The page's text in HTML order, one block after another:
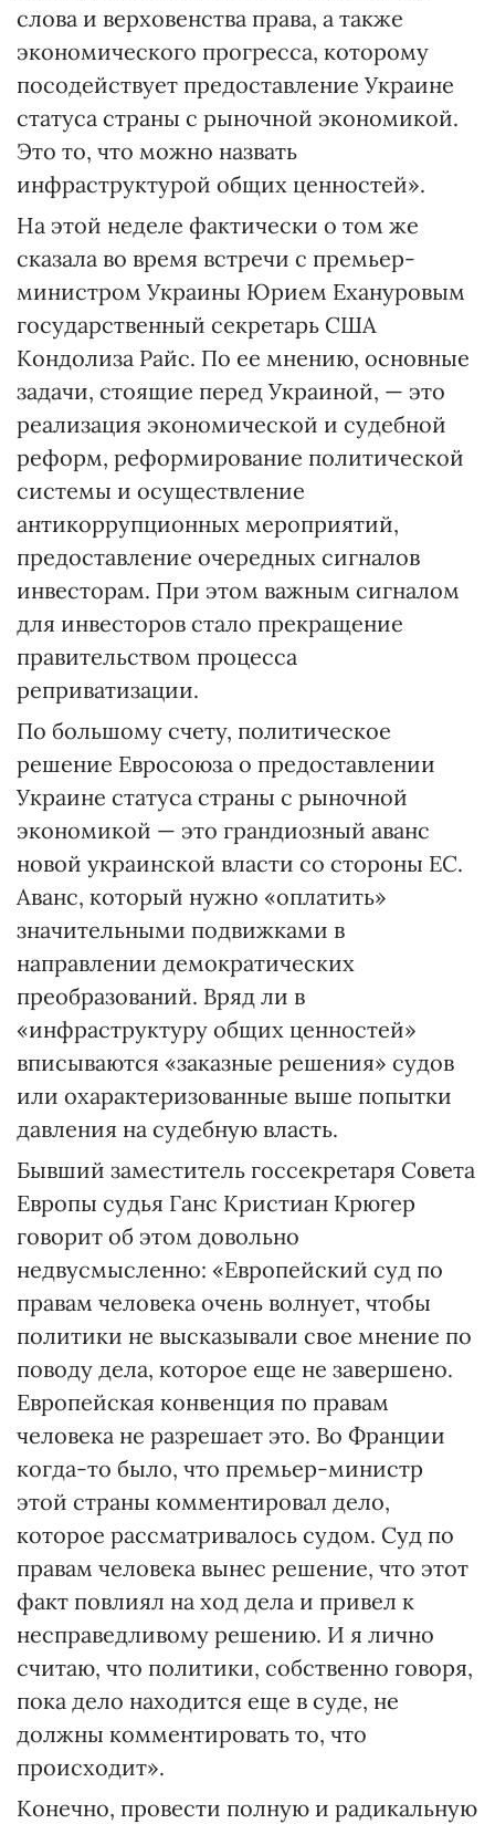
слова и верховенства права, а также
экономического прогресса, которому
посодействует предоставление Украине
статуса страны с рыночной экономикой.
Это то, что можно назвать
инфраструктурой общих ценностей».
На этой неделе фактически о том же
сказала во время встречи с премьер-
министром Украины Юрием Ехануровым
государственный секретарь США
Кондолиза Райс. По ее мнению, основные
задачи, стоящие перед Украиной, — это
реализация экономической и судебной
реформ, реформирование политической
системы и осуществление
антикоррупционных мероприятий,
предоставление очередных сигналов
инвесторам. При этом важным сигналом
для инвесторов стало прекращение
правительством процесса
реприватизации.
По большому счету, политическое
решение Евросоюза о предоставлении
Украине статуса страны с рыночной
экономикой — это грандиозный аванс
новой украинской власти со стороны ЕС.
Аванс, который нужно «оплатить»
значительными подвижками в
направлении демократических
преобразований. Вряд ли в
«инфраструктуру общих ценностей»
вписываются «заказные решения» судов
или охарактеризованные выше попытки
давления на судебную власть.
Бывший заместитель госсекретаря Совета
Европы судья Ганс Кристиан Крюгер
говорит об этом довольно
недвусмысленно: «Европейский суд по
правам человека очень волнует, чтобы
политики не высказывали свое мнение по
поводу дела, которое еще не завершено.
Европейская конвенция по правам
человека не разрешает это. Во Франции
когда-то было, что премьер-министр
этой страны комментировал дело,
которое рассматривалось судом. Суд по
правам человека вынес решение, что этот
факт повлиял на ход дела и привел к
несправедливому решению. И я лично
считаю, что политики, собственно говоря,
пока дело находится еще в суде, не
должны комментировать то, что
происходит».
Конечно, провести полную и радикальную